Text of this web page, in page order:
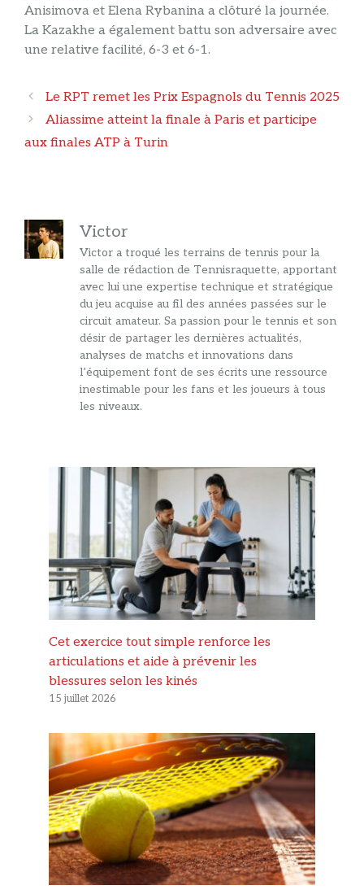
Anisimova et Elena Rybanina a clôturé la journée.
La Kazakhe a également battu son adversaire avec
une relative facilité, 6-3 et 6-1.
Navigation
des
articles
Le RPT remet les Prix Espagnols du Tennis 2025
Aliassime atteint la finale à Paris et participe
aux finales ATP à Turin
Victor
Victor a troqué les terrains de tennis pour la
salle de rédaction de Tennisraquette, apportant
avec lui une expertise technique et stratégique
du jeu acquise au fil des années passées sur le
circuit amateur. Sa passion pour le tennis et son
désir de partager les dernières actualités,
analyses de matchs et innovations dans
l’équipement font de ses écrits une ressource
inestimable pour les fans et les joueurs à tous
les niveaux.
Cet exercice tout simple renforce les
articulations et aide à prévenir les
blessures selon les kinés
15 juillet 2026